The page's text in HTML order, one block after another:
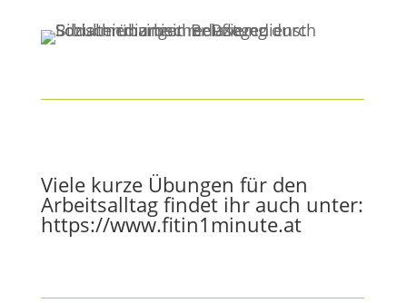
Viele kurze Übungen für den
Arbeitsalltag findet ihr auch unter:
https://www.fitin1minute.at